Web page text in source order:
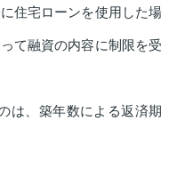
住宅ローンを使用した場
て融資の内容に制限を受
は、築年数による返済期